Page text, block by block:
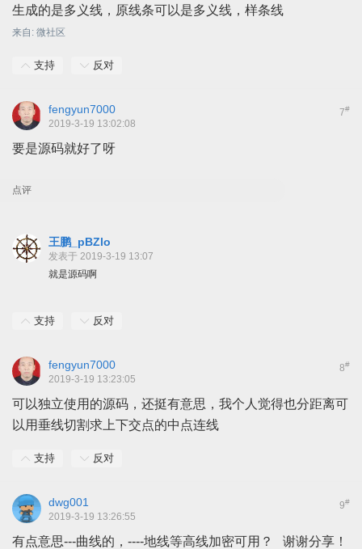
生成的是多义线，原线条可以是多义线，样条线
来自: 微社区
支持 反对
7#
fengyun7000
2019-3-19 13:02:08
要是源码就好了呀
点评
王鹏_pBZlo
发表于 2019-3-19 13:07
就是源码啊
支持 反对
8#
fengyun7000
2019-3-19 13:23:05
可以独立使用的源码，还挺有意思，我个人觉得也分距离可
以用垂线切割求上下交点的中点连线
支持 反对
9#
dwg001
2019-3-19 13:26:55
有点意思---曲线的，----地线等高线加密可用？ 谢谢分享！